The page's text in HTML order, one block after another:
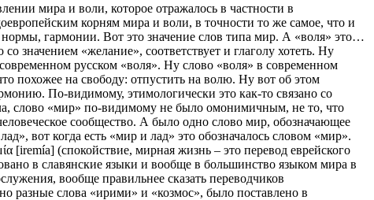
мира и воли, которое отражалось в частности в
корням мира и воли, в точности то же самое, что и
гармонии. Вот это значение слов типа мир. А «воля» это…
значением «желание», соответствует и глаголу хотеть. Ну
русском «воля». Ну слово «воля» в современном
похожее на свободу: отпустить на волю. Ну вот об этом
По-видимому, этимологически это как-то связано со
слово «мир» по-видимому не было омонимичным, не то, что
сообщество. А было одно слово мир, обозначающее
вот когда есть «мир и лад» это обозначалось словом «мир».
[iremía] (спокойствие, мирная жизнь – это перевод еврейского
вообще правильнее сказать переводчиков
разные слова «ирими» и «козмос», было поставлено в